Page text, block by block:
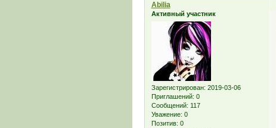
Abilia
Активный участник
Зарегистрирован: 2019-03-06
Приглашений: 0
Сообщений: 117
Уважение: 0
Позитив: 0